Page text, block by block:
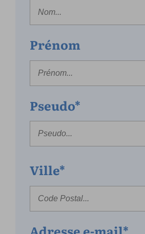
Prénom
Pseudo*
Ville*